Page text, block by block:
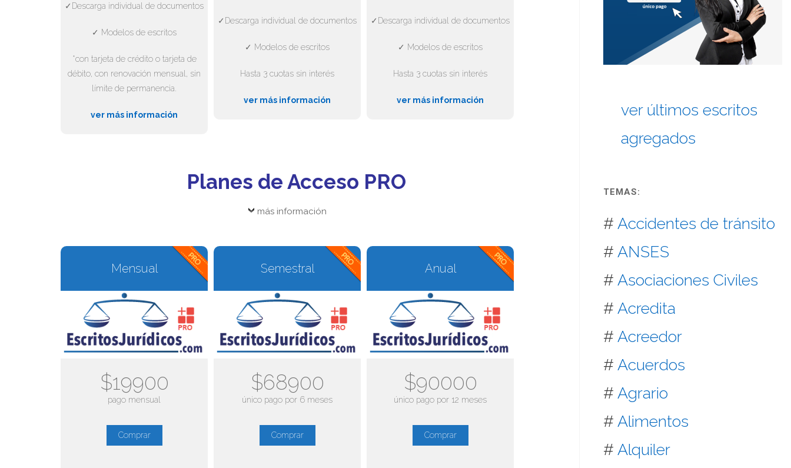
✓Descarga individual de documentos
✓ Modelos de escritos
*con tarjeta de crédito o tarjeta de
débito, con renovación mensual, sin
límite de permanencia.
ver más información
✓Descarga individual de documentos
✓ Modelos de escritos
Hasta 3 cuotas sin interés
ver más información
✓Descarga individual de documentos
✓ Modelos de escritos
Hasta 3 cuotas sin interés
ver más información
Planes de Acceso PRO
más información
Mensual
$19900
pago mensual
Comprar
Semestral
$68900
único pago por 6 meses
Comprar
Anual
$90000
único pago por 12 meses
Comprar
ver últimos escritos
agregados
TEMAS:
# Accidentes de tránsito
# ANSES
# Asociaciones Civiles
# Acredita
# Acreedor
# Acuerdos
# Agrario
# Alimentos
# Alquiler